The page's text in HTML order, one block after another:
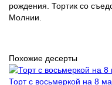
рождения. Тортик со
Молнии.
Похожие десерты
Торт с восьмеркой на 8